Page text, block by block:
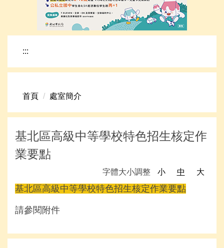
榮譽事項
下載專區
網路資源
新生專區
學校組織
:::
首頁 處室簡介
基北區高級中等學校特色招生核定作
業要點
字體大小調整 小 中 大
基北區高級中等學校特色招生核定作業要點
請參閱附件